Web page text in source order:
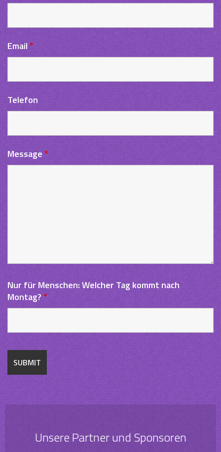
Email*
Telefon
Message*
Nur für Menschen: Welcher Tag kommt nach
Montag? *
Unsere Partner und Sponsoren